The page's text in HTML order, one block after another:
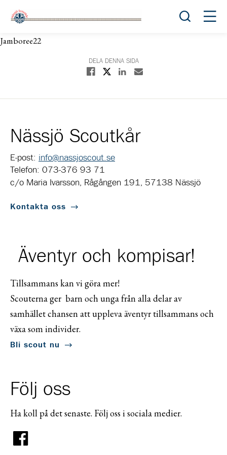
Öppna
Jamboree22
DELA DENNA SIDA
Dela på Facebook
Dela på XDela på Linkedin
Dela med E-post
Nässjö Scoutkår
E-post: info@nassjoscout.se
Telefon: 073-376 93 71
c/o Maria Ivarsson, Rågången 191, 57138 Nässjö
Kontakta oss
Äventyr och kompisar!
Tillsammans kan vi göra mer!
Scouterna ger barn och unga från alla delar av
samhället chansen att uppleva äventyr tillsammans och
växa som individer.
Bli scout nu
Följ oss
Ha koll på det senaste. Följ oss i sociala medier.